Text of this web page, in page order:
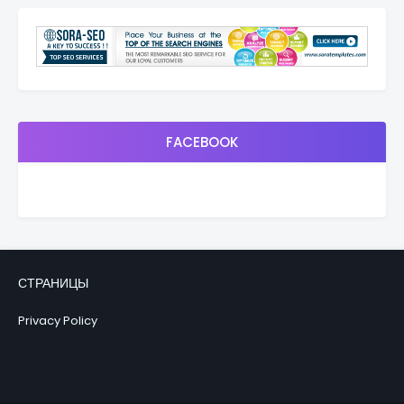
FACEBOOK
СТРАНИЦЫ
Privacy Policy